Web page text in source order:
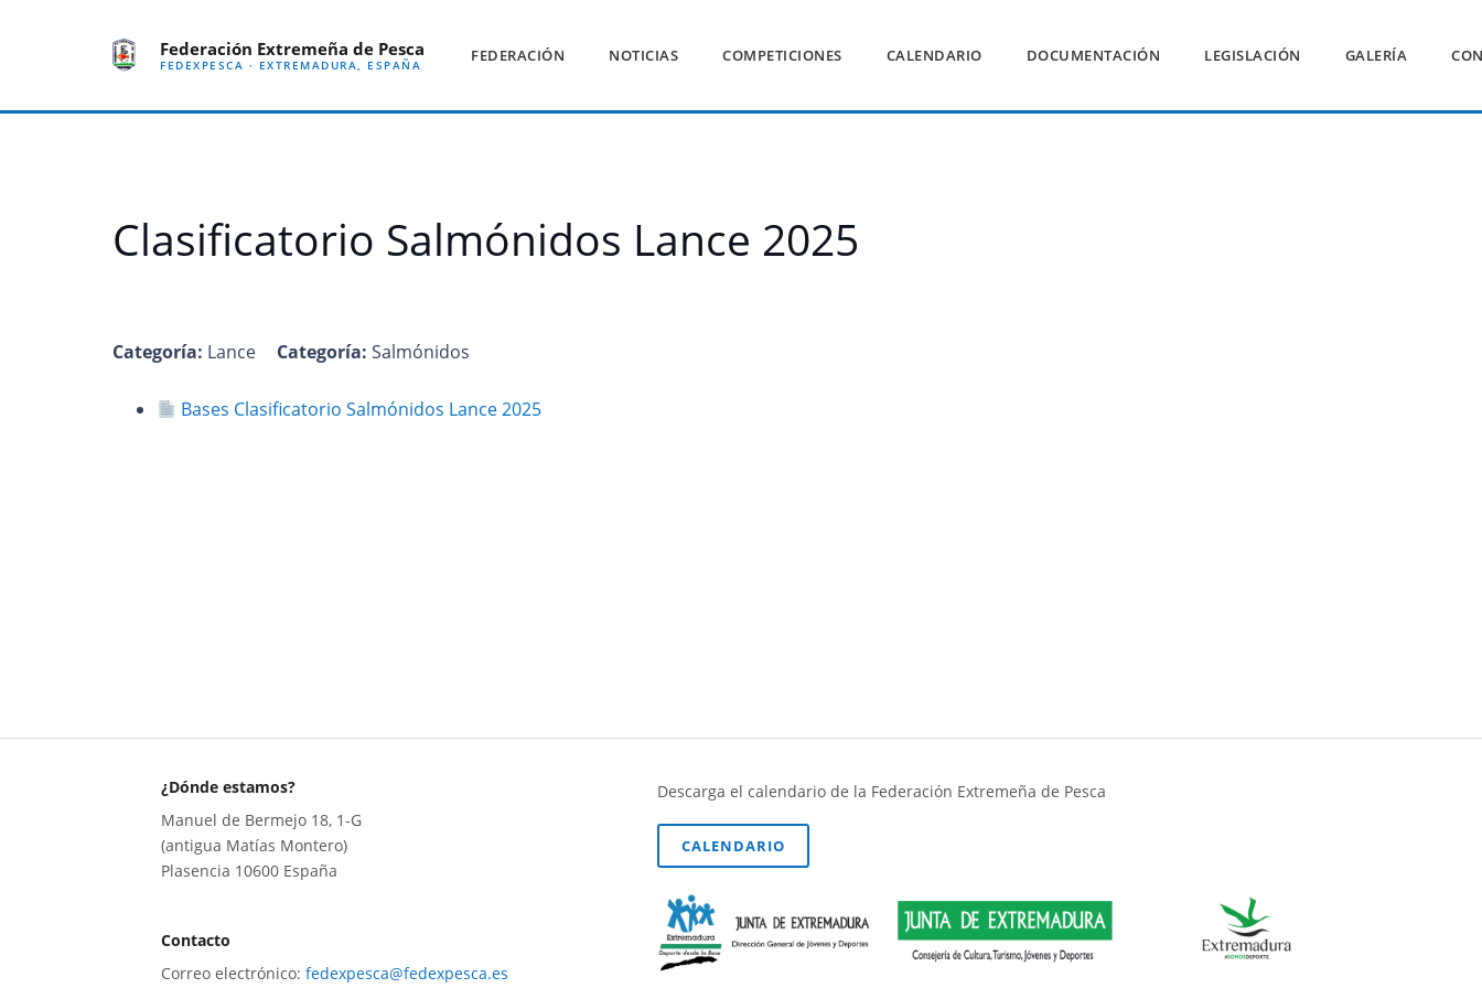
Federación Extremeña de Pesca
FEDEXPESCA · EXTREMADURA, ESPAÑA FEDERACIÓN NOTICIAS COMPETICIONES CALENDARIO DOCUMENTACIÓN LEGISLACIÓN GALERÍA
Clasificatorio Salmónidos Lance 2025
Categoría: Lance Categoría:Salmónidos
Bases Clasificatorio Salmónidos Lance 2025
¿Dónde estamos?
Manuel de Bermejo 18, 1-G
(antigua Matías Montero)
Plasencia 10600 España
Contacto
Correo electrónico: fedexpesca@fedexpesca.es
Descarga el calendario de la Federación Extremeña de Pesca
CALENDARIO